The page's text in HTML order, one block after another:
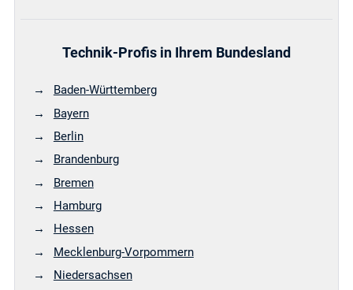
Technik-Profis in Ihrem Bundesland
Baden-Württemberg
Bayern
Berlin
Brandenburg
Bremen
Hamburg
Hessen
Mecklenburg-Vorpommern
Niedersachsen